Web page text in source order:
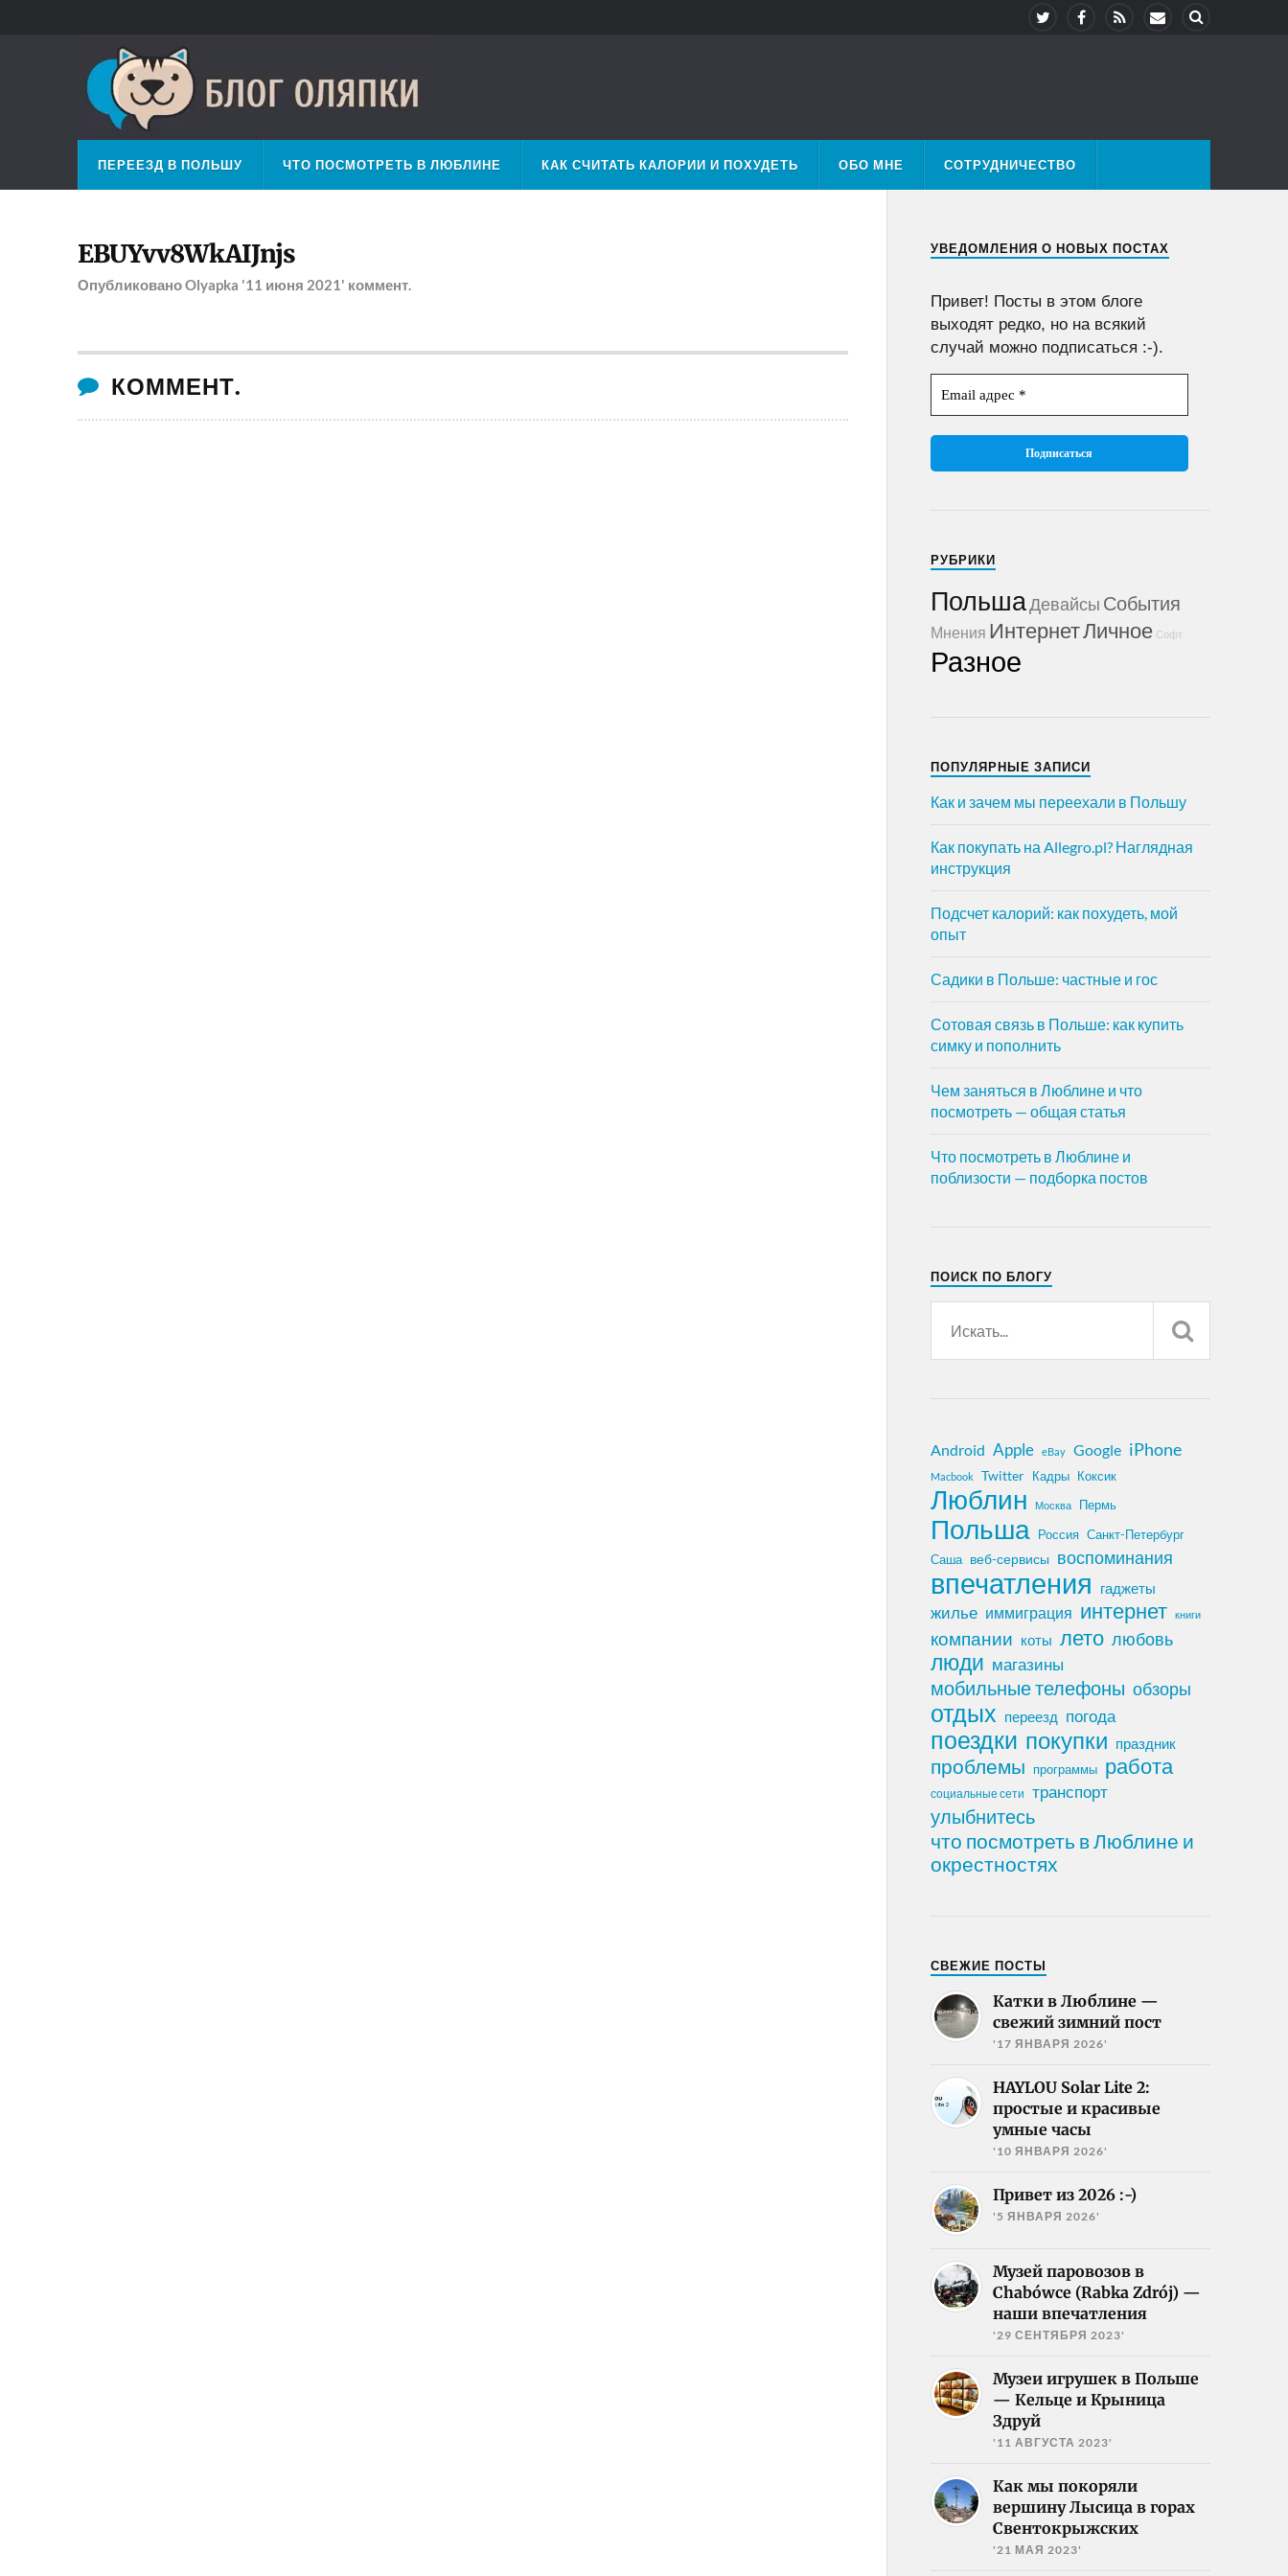
ПЕРЕЕЗД В ПОЛЬШУ ЧТО ПОСМОТРЕТЬ В ЛЮБЛИНЕ КАК СЧИТАТЬ КАЛОРИИ И ПОХУДЕТЬ ОБО МНЕ СОТРУДНИЧЕСТВО
EBUYvv8WkAIJnjs
ОпубликованоOlyapka '11 июня 2021' коммент.
КОММЕНТ.
УВЕДОМЛЕНИЯ О НОВЫХ ПОСТАХ
Привет! Посты в этом блоге
выходят редко, но на всякий
случай можно подписаться :-).
РУБРИКИ
ПольшаДевайсы События
Мнения ИнтернетЛичное Софт
Разное
ПОПУЛЯРНЫЕ ЗАПИСИ
Как и зачем мы переехали в Польшу
Как покупать на Allegro.pl? Наглядная
инструкция
Подсчет калорий: как похудеть, мой
опыт
Садики в Польше: частные и гос
Сотовая связь в Польше: как купить
симку и пополнить
Чем заняться в Люблине и что
посмотреть — общая статья
Что посмотреть в Люблине и
поблизости — подборка постов
ПОИСК ПО БЛОГУ
Android Apple eBay Google iPhone
Macbook Twitter Кадры Коксик
Люблин Москва Пермь
Польша Россия Санкт-Петербург
Саша веб-сервисы воспоминания
впечатления гаджеты
жилье иммиграция интернет книги
компании коты лето любовь
люди магазины
мобильные телефоны обзоры
отдых переезд погода
поездки покупки праздник
проблемы программы работа
социальные сети транспорт
улыбнитесь
что посмотреть в Люблине и
окрестностях
СВЕЖИЕ ПОСТЫ
Катки в Люблине —
свежий зимний пост
'17 ЯНВАРЯ 2026'
HAYLOU Solar Lite 2:
простые и красивые
умные часы
'10 ЯНВАРЯ 2026'
Привет из 2026 :-)
'5 ЯНВАРЯ 2026'
Музей паровозов в
Chabówce (Rabka Zdrój) —
наши впечатления
'29 СЕНТЯБРЯ 2023'
Музеи игрушек в Польше
— Кельце и Крыница
Здруй
'11 АВГУСТА 2023'
Как мы покоряли
вершину Лысица в горах
Свентокрыжских
'21 МАЯ 2023'